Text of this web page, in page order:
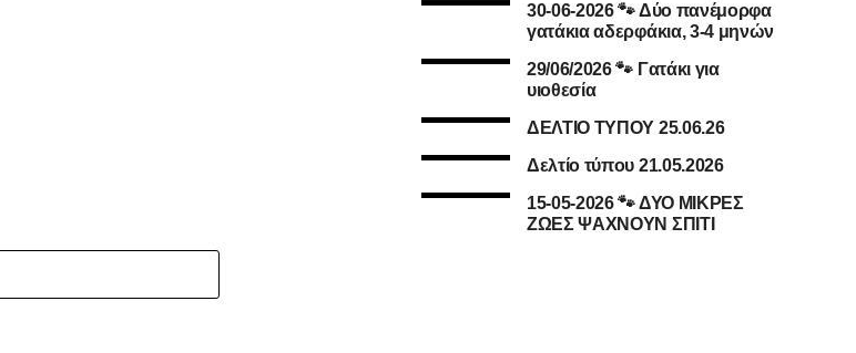
30-06-2026 🐾 Δύο πανέμορφα
γατάκια αδερφάκια, 3-4 μηνών
29/06/2026 🐾 Γατάκι για
υιοθεσία
ΔΕΛΤΙΟ ΤΥΠΟΥ 25.06.26
Δελτίο τύπου 21.05.2026
15-05-2026 🐾 ΔΥΟ ΜΙΚΡΕΣ
ΖΩΕΣ ΨΑΧΝΟΥΝ ΣΠΙΤΙ